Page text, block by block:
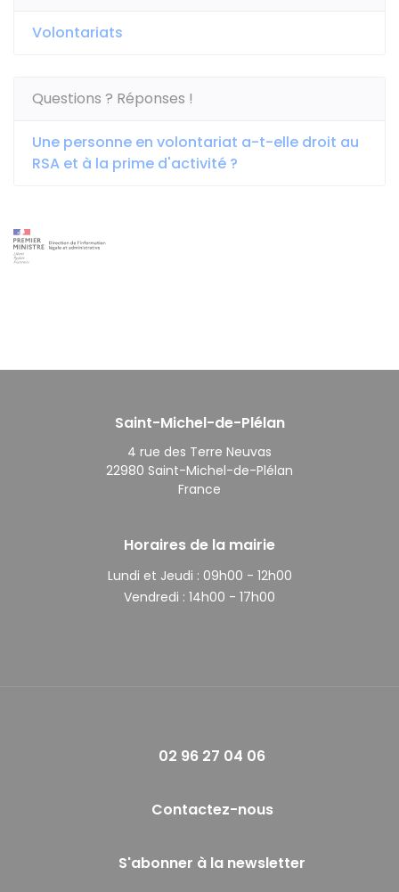
Volontariats
Questions ? Réponses !
Une personne en volontariat a-t-elle droit au
RSA et à la prime d'activité ?
Saint-Michel-de-Plélan
4 rue des Terre Neuvas
22980 Saint-Michel-de-Plélan
France
Horaires de la mairie
Lundi et Jeudi : 09h00 - 12h00
Vendredi : 14h00 - 17h00
02 96 27 04 06
Contactez-nous
S'abonner à la newsletter